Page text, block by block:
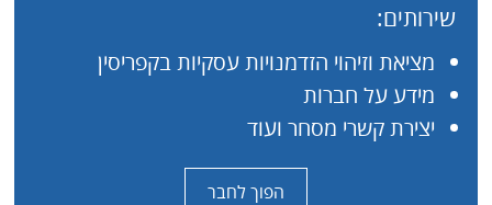
שירותים:
מציאת וזיהוי הזדמנויות עסקיות בקפריסין
מידע על חברות
יצירת קשרי מסחר ועוד
הפוך לחבר